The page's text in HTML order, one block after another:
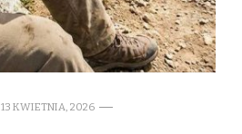
13 KWIETNIA, 2026